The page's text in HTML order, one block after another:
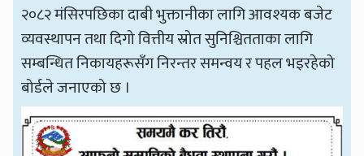
२०८२ मंसिरपछिका दाबी भुक्तानीका लागि आवश्यक बजेट
व्यवस्थापन तथा दिगो वित्तीय स्रोत सुनिश्चितताका लागि
सम्बन्धित निकायहरूसँग निरन्तर समन्वय र पहल भइरहेको
बोर्डले जनाएको छ ।